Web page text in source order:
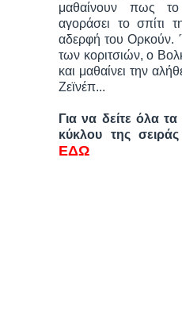
μαθαίνουν πως
αγοράσει το σπίτι
αδερφή του Ορκούν.
των κοριτσιών, ο
και μαθαίνει την
Ζεϊνέπ...
Για να δείτε όλα
κύκλου της
ΕΔΩ